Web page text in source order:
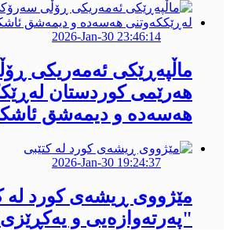
2026-Jan-30 23:46:14
ماڵپەڕێکی ئەمەریکی
هەرێمی کوردستان
هەسەدە و دیمەشق
2026-Jan-30 19:24:37
مێژووی ڕیشەی کورد لە
"پەرتەوازەیی و